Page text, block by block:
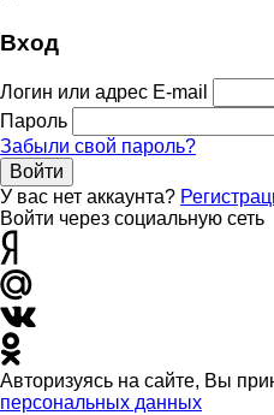
Вход
Логин или адрес E-mail
Пароль
Забыли свой пароль?
Войти
У вас нет аккаунта?
Войти через социальную сеть
Авторизуясь на сайте, Вы
персональных данных